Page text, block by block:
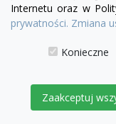
Fotel Serena z
Internetu oraz w
prywatności. Zmiana
Konieczne
Zaakceptuj